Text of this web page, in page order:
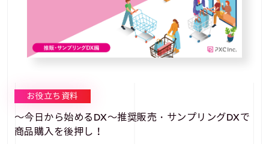
お役立ち資料
～今日から始めるDX～推奨販売・サンプリングDXで
商品購入を後押し！